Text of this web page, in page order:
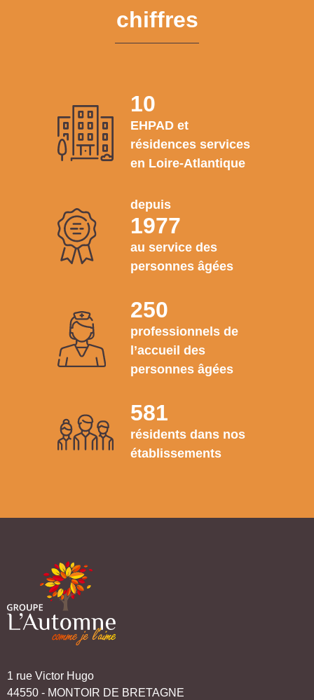
chiffres
10
EHPAD et
résidences services
en Loire-Atlantique
depuis
1977
au service des
personnes âgées
250
professionnels de
l’accueil des
personnes âgées
581
résidents dans nos
établissements
1 rue Victor Hugo
44550 - MONTOIR DE BRETAGNE